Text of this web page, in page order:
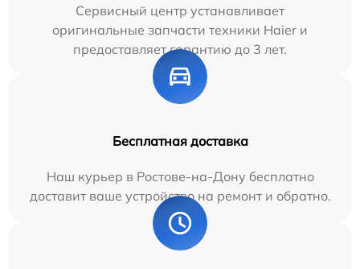
Сервисный центр устанавливает
оригинальные запчасти техники Haier и
предоставляет гарантию до 3 лет.
Бесплатная доставка
Наш курьер в Ростове-на-Дону бесплатно
доставит ваше устройство на ремонт и обратно.